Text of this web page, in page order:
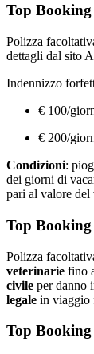
Top Booking
Polizza
dettagli dal sito
Indennizzo
€ 100/
€ 200/
Condizioni:
dei giorni di
pari al valore del
Top Booking
Polizza
veterinarie fino
civile per danno
legale in viaggio
Top